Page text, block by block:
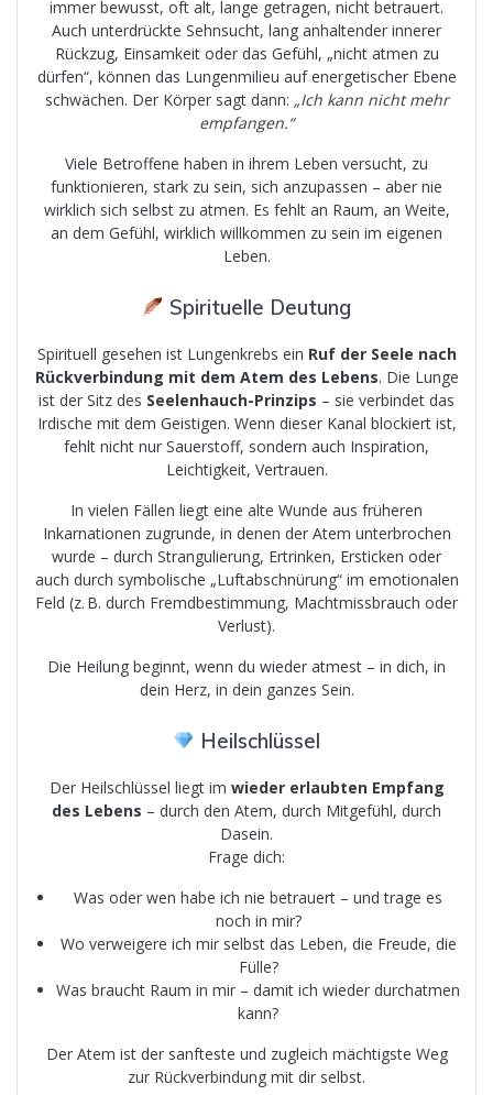
immer bewusst, oft alt, lange getragen, nicht betrauert.
Auch unterdrückte Sehnsucht, lang anhaltender innerer
Rückzug, Einsamkeit oder das Gefühl, „nicht atmen zu
dürfen“, können das Lungenmilieu auf energetischer Ebene
schwächen. Der Körper sagt dann: „Ich kann nicht mehr
empfangen.“
Viele Betroffene haben in ihrem Leben versucht, zu
funktionieren, stark zu sein, sich anzupassen – aber nie
wirklich sich selbst zu atmen. Es fehlt an Raum, an Weite,
an dem Gefühl, wirklich willkommen zu sein im eigenen
Leben.
Spirituelle Deutung
Spirituell gesehen ist Lungenkrebs ein Ruf der Seele nach
Rückverbindung mit dem Atem des Lebens. Die Lunge
ist der Sitz des Seelenhauch-Prinzips – sie verbindet das
Irdische mit dem Geistigen. Wenn dieser Kanal blockiert ist,
fehlt nicht nur Sauerstoff, sondern auch Inspiration,
Leichtigkeit, Vertrauen.
In vielen Fällen liegt eine alte Wunde aus früheren
Inkarnationen zugrunde, in denen der Atem unterbrochen
wurde – durch Strangulierung, Ertrinken, Ersticken oder
auch durch symbolische „Luftabschnürung“ im emotionalen
Feld (z. B. durch Fremdbestimmung, Machtmissbrauch oder
Verlust).
Die Heilung beginnt, wenn du wieder atmest – in dich, in
dein Herz, in dein ganzes Sein.
Heilschlüssel
Der Heilschlüssel liegt im wieder erlaubten Empfang
des Lebens – durch den Atem, durch Mitgefühl, durch
Dasein.
Frage dich:
Was oder wen habe ich nie betrauert – und trage es
noch in mir?
Wo verweigere ich mir selbst das Leben, die Freude, die
Fülle?
Was braucht Raum in mir – damit ich wieder durchatmen
kann?
Der Atem ist der sanfteste und zugleich mächtigste Weg
zur Rückverbindung mit dir selbst.